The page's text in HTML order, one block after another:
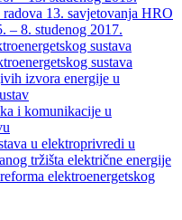
13. savjetovanja HRO
– 8. studenog 2017.
sustava
sustava
izvora energije u
i komunikacije u
u elektroprivredi u
tržišta električne energije
elektroenergetskog